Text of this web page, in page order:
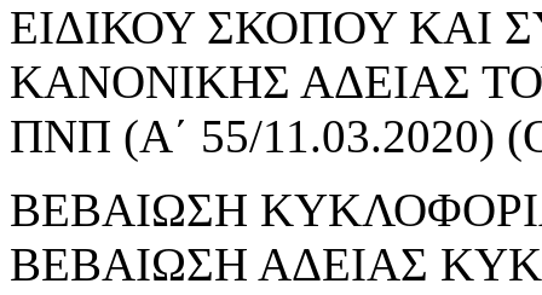
ΕΙΔΙΚΟΥ ΣΚΟΠΟΥ ΚΑΙ
ΚΑΝΟΝΙΚΗΣ ΑΔΕΙΑΣ
ΠΝΠ (Α΄ 55/
ΒΕΒΑΙΩΣΗ
ΒΕΒΑΙΩΣΗ ΑΔΕΙΑΣ